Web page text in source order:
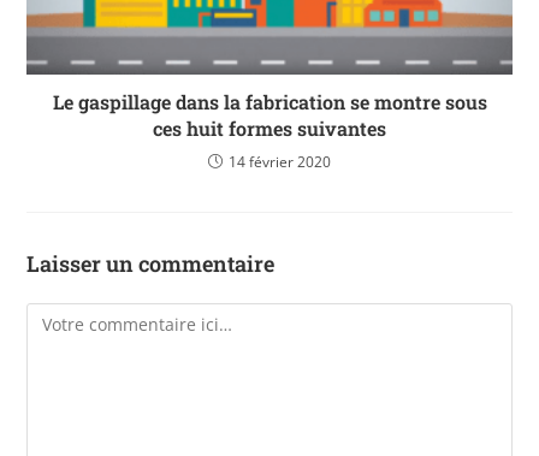
Le gaspillage dans la fabrication se montre sous
ces huit formes suivantes
14 février 2020
Laisser un commentaire